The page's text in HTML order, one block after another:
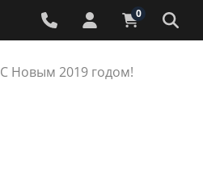
0
С Новым 2019 годом!